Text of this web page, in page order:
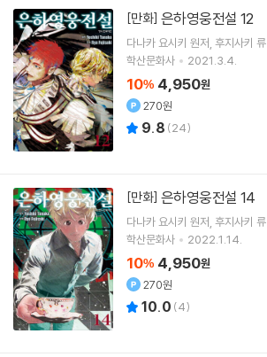
[만화] 은하영웅전설 12
다나카 요시키 원저 후지사키 류
학산문화사
2021.3.4.
10% 4,950원
270원
9.8 (24)
[만화] 은하영웅전설 14
다나카 요시키 원저 후지사키 류
학산문화사
2022.1.14.
10% 4,950원
270원
10.0 (4)